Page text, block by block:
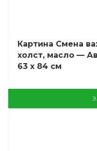
Картина Смена
холст, масло —
63 х 84 см